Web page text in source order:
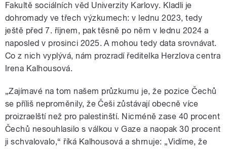
Fakultě sociálních věd Univerzity Karlovy. Kladli je
dohromady ve třech výzkumech: v lednu 2023, tedy
ještě před 7. říjnem, pak těsně po něm v lednu 2024 a
naposled v prosinci 2025. A mohou tedy data srovnávat.
Co z nich vyplývá, nám prozradí ředitelka Herzlova centra
Irena Kalhousová.
„Zajímavé na tom našem průzkumu je, že pozice Čechů
se příliš neproměnily, že Češi zůstávají obecně více
proizraelští než pro palestinští. Nicméně zase 40 procent
Čechů nesouhlasilo s válkou v Gaze a naopak 30 procent
ji schvalovalo,“ říká Kalhousová a shrnuje: „Vidíme, že